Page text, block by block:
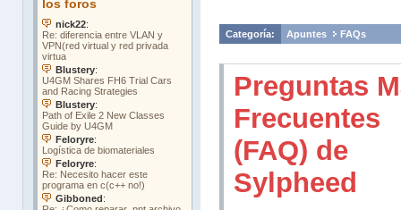
Categoría: Apuntes FAQs
Preguntas
Frecuentes
(FAQ) de
Sylpheed